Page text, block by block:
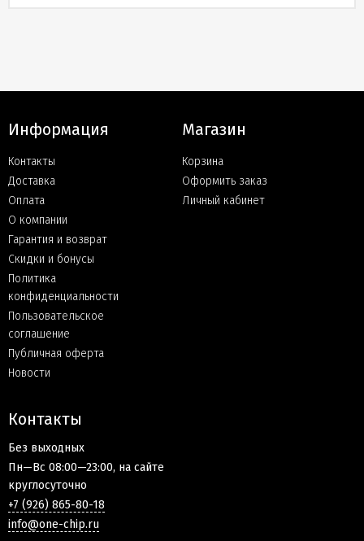
Информация
Контакты
Доставка
Оплата
О компании
Гарантия и возврат
Скидки и бонусы
Политика
конфиденциальности
Пользовательское
соглашение
Публичная оферта
Новости
Магазин
Корзина
Оформить заказ
Личный кабинет
Контакты
Без выходных
Пн—Вс 08:00—23:00, на сайте
круглосуточно
+7 (926) 865-80-18
info@one-chip.ru